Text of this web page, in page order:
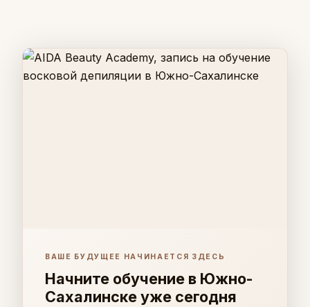
ВАШЕ БУДУЩЕЕ НАЧИНАЕТСЯ ЗДЕСЬ
Начните обучение в Южно-
Сахалинске уже сегодня